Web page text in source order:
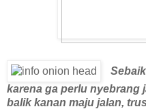
karena ga perlu nyebrang
balik kanan maju jalan,